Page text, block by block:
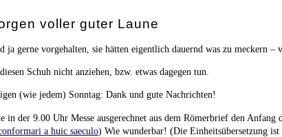
voller guter Laune
ja gerne vorgehalten, sie hätten eigentlich dauernd was zu meckern
Schuh nicht anziehen, bzw. etwas dagegen tun.
(wie jedem) Sonntag: Dank und gute Nachrichten!
in der 9.00 Uhr Messe ausgerechnet aus dem Römerbrief den Anfang
a huic saeculo) Wie wunderbar! (Die Einheitsübersetzung